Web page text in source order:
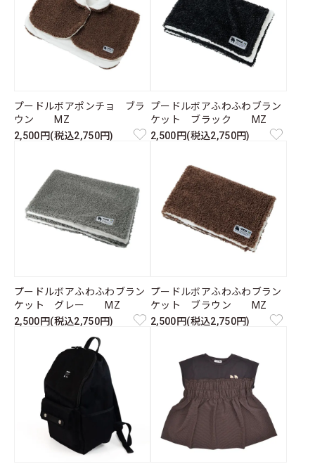
プードルボアポンチョ ブラ
ウン MZ
2,500円(税込2,750円)
プードルボアふわふわブラン
ケット ブラック MZ
2,500円(税込2,750円)
プードルボアふわふわブラン
ケット グレー MZ
2,500円(税込2,750円)
プードルボアふわふわブラン
ケット ブラウン MZ
2,500円(税込2,750円)